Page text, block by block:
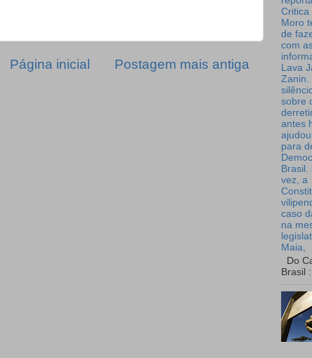
Postagem mais antiga
Página inicial
Critica
Moro
de
com
Lava
Zanin.
sobre
antes
para
Brasil.
vez, a
caso
na
Maia,
Do
Brasil :